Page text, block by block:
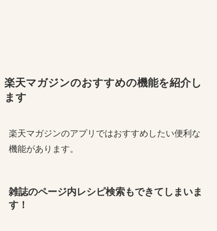
楽天マガジンのおすすめの機能を紹介し
ます
楽天マガジンのアプリではおすすめしたい便利な
機能があります。
雑誌のページ内レシピ検索もできてしまいま
す！